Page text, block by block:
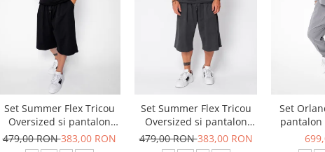
Set Summer Flex Tricou
Oversized si pantalon
scurt Baggy Black
479,00 RON383,00 RON
Set Summer Flex Tricou
Oversized si pantalon
scurt Baggy Grey
Anthracite
479,00 RON383,00 RON
Set